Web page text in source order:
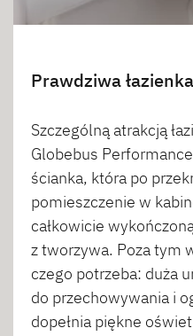
Prawdziwa
Szczególną atrakcją
Globebus
ścianka, która po
pomieszczenie w
całkowicie
z tworzywa. Poza tym
czego potrzeba: duża
do przechowywania i
dopełnia piękne